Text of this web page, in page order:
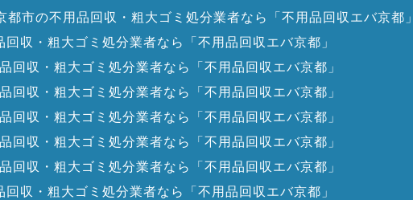
都市の不用品回収・粗大ゴミ処分業者なら「不用品回収エバ京都」
回収・粗大ゴミ処分業者なら「不用品回収エバ京都」
回収・粗大ゴミ処分業者なら「不用品回収エバ京都」
回収・粗大ゴミ処分業者なら「不用品回収エバ京都」
回収・粗大ゴミ処分業者なら「不用品回収エバ京都」
回収・粗大ゴミ処分業者なら「不用品回収エバ京都」
回収・粗大ゴミ処分業者なら「不用品回収エバ京都」
回収・粗大ゴミ処分業者なら「不用品回収エバ京都」